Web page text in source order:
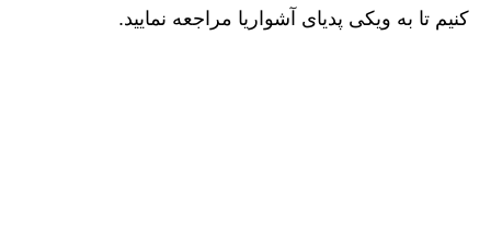
کنیم تا به ویکی پدیای آشواریا مراجعه نمایید.